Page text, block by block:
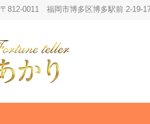
〒812-0011 福岡市博多区博多駅前 2-19-